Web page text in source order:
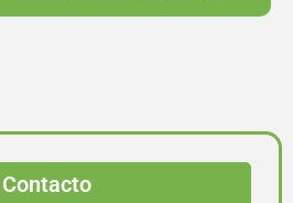
Contacto